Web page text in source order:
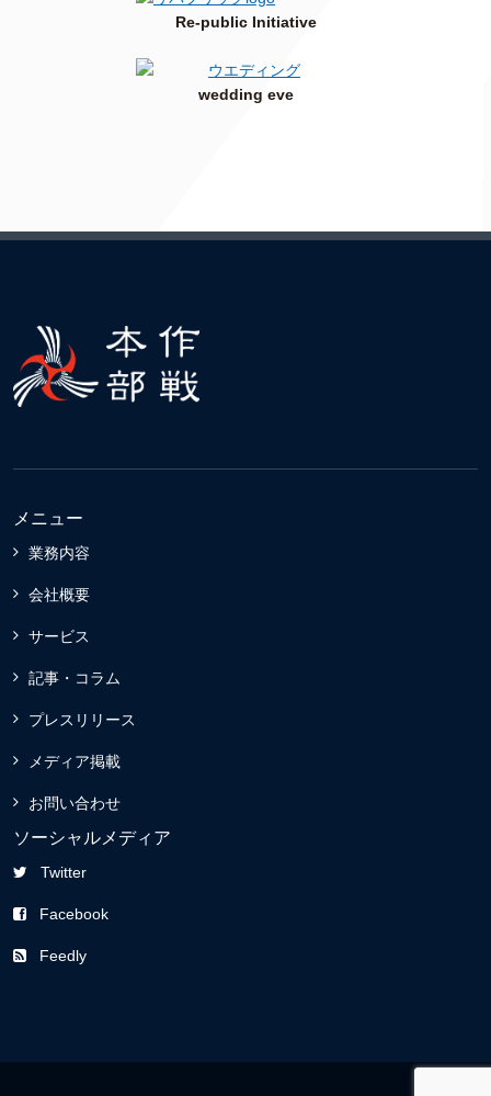
Re-public Initiative
wedding eve
メニュー
業務内容
会社概要
サービス
記事・コラム
プレスリリース
メディア掲載
お問い合わせ
ソーシャルメディア
Twitter
Facebook
Feedly